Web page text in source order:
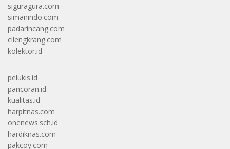
siguragura.com
simanindo.com
padarincang.com
cilengkrang.com
kolektor.id
pelukis.id
pancoran.id
kualitas.id
harpitnas.com
onenews.sch.id
hardiknas.com
pakcoy.com